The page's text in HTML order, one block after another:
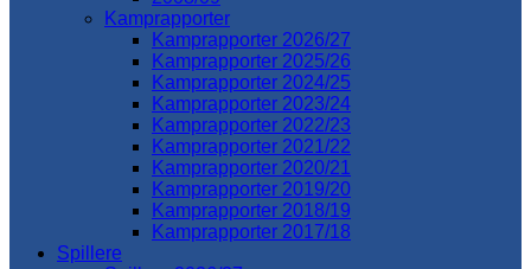
Kamprapporter
Kamprapporter 2026/27
Kamprapporter 2025/26
Kamprapporter 2024/25
Kamprapporter 2023/24
Kamprapporter 2022/23
Kamprapporter 2021/22
Kamprapporter 2020/21
Kamprapporter 2019/20
Kamprapporter 2018/19
Kamprapporter 2017/18
Spillere